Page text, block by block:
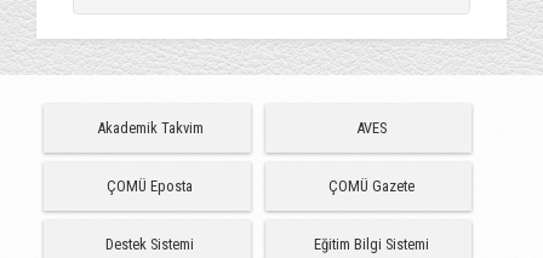
Akademik Takvim AVES
ÇOMÜ Eposta ÇOMÜ Gazete
Destek Sistemi Eğitim Bilgi Sistemi